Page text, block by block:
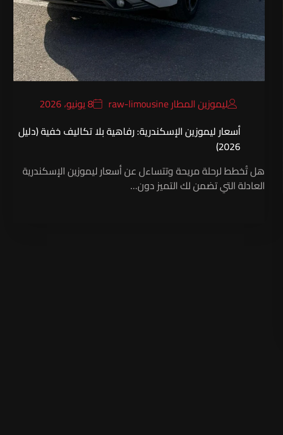
ليموزين المطار raw-limousine
8 يونيو، 2026
أسعار ليموزين الإسكندرية: رفاهية بلا تكاليف خفية (دليل
2026)
هل تُخطط لرحلة مريحة وتتساءل عن أسعار ليموزين الإسكندرية
العادلة التي تضمن لك التميز دون…